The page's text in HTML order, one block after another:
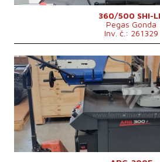
360/500 SHI-
Pegas Gonda
Inv. č.: 261329
Rok výroby:
0
Max. průměr řezaného materiálu300 mm
Výkon hlavního elektromotoru
2,25 kW
Rozměry d x š x v
1760 ×
Hmotnost stroje
455 kg
Řídící systém
ne